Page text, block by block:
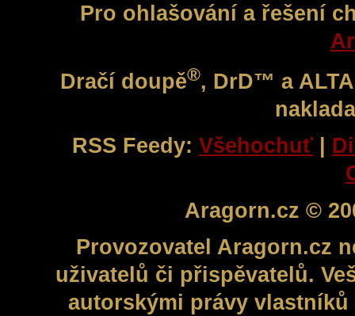
Pro ohlašování a řešení
Dračí doupě®, DrD™ a
RSS Feedy: Všehochuť
Aragorn.cz ©
Provozovatel Aragorn.cz
uživatelů či přispěvatelů.
autorskými právy